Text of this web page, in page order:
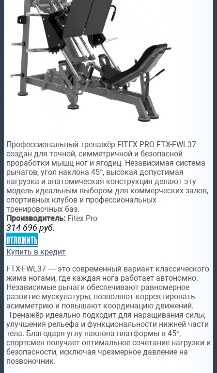
Профессиональный тренажёр FITEX PRO FTX-FWL37
создан для точной, симметричной и безопасной
проработки мышц ног и ягодиц. Независимая система
рычагов, угол наклона 45°, высокая допустимая
нагрузка и анатомическая конструкция делают эту
модель идеальным выбором для коммерческих залов,
спортивных клубов и профессиональных
тренировочных баз.
Производитель: Fitex Pro
314 696 руб.
отложить
Купить в кредит
FTX-FWL37 — это современный вариант классического
жима ногами, где каждая нога работает автономно.
Независимые рычаги обеспечивают равномерное
развитие мускулатуры, позволяют корректировать
асимметрию и повышают координацию движений.
Тренажёр идеально подходит для наращивания силы,
улучшения рельефа и функциональности нижней части
тела. Благодаря углу наклона платформы в 45°,
спортсмен получает оптимальное сочетание нагрузки и
безопасности, исключая чрезмерное давление на
позвоночник.